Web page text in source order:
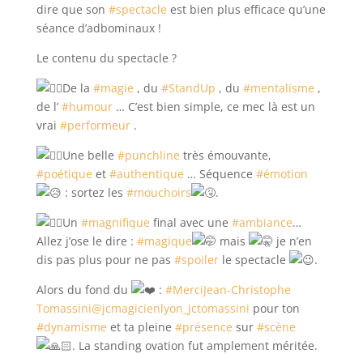
dire que son #spectacle est bien plus efficace qu’une
séance d’adbominaux !
Le contenu du spectacle ?
De la #magie , du #StandUp , du #mentalisme ,
de l’ #humour… C’est bien simple, ce mec là est un
vrai #performeur.
Une belle #punchline très émouvante,
#poétique et #authentique … Séquence #émotion
: sortez les #mouchoirs
.
Un #magnifique final avec une #ambiance…
Allez j’ose le dire : #magique mais
je n’en
dis pas plus pour ne pas #spoilerle spectacle
.
Alors du fond du
: #MerciJean-Christophe
Tomassini@jcmagicienlyon_jctomassini pour ton
#dynamisme et ta pleine #présence sur #scène
. La standing ovation fut amplement méritée.